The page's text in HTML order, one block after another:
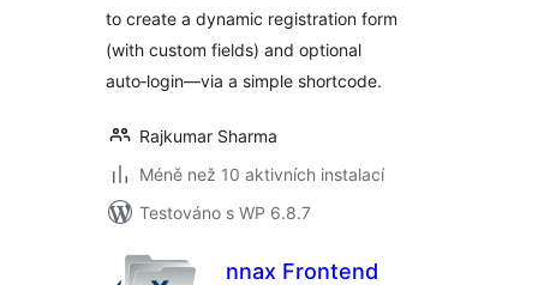
to create a dynamic registration form
(with custom fields) and optional
auto‑login—via a simple shortcode.
Rajkumar Sharma
Méně než 10 aktivních instalací
Testováno s WP 6.8.7
nnax Frontend